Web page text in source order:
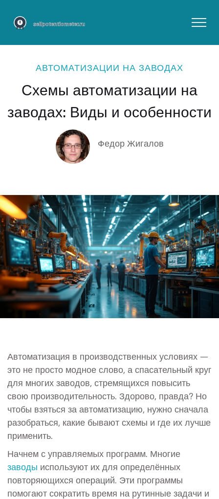
АВТОМАТИЗАЦИИ НА ЗАВОДАХ
Схемы автоматизации на
заводах: Виды и особенности
Федор Жигалов
Автоматизация в производственных условиях —
это не просто модное слово, а спасательный круг
для многих заводов, стремящихся повысить
свою производительность. Здорово, правда? Но
чтобы взяться за автоматизацию, нужно сначала
разобраться, какие бывают схемы и где их лучше
применить.
Начнем с управляемых программ. Многие
заводы используют их для определённых
повторяющихся операций. Эти программы
помогают сократить время на рутинные задачи и